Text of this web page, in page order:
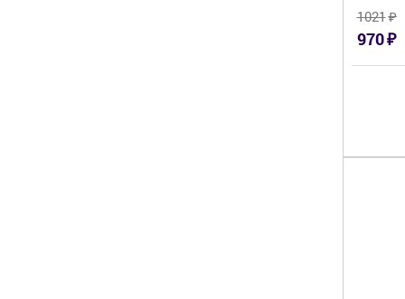
1021₽
970₽